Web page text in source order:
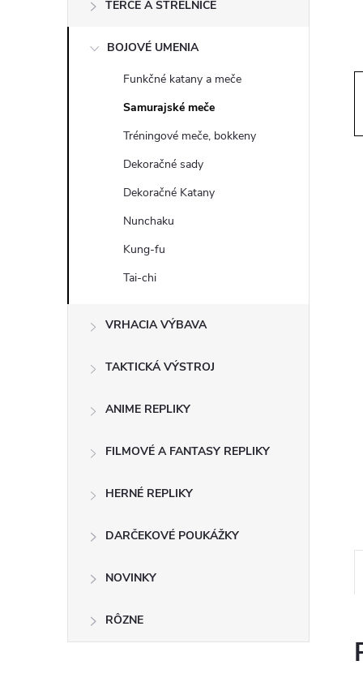
p
TERČE A STRELNICE
BOJOVÉ UMENIA
Funkčné katany a meče
Samurajské meče
Tréningové meče, bokkeny
Dekoračné sady
Dekoračné Katany
Nunchaku
Kung-fu
Tai-chi
VRHACIA VÝBAVA
TAKTICKÁ VÝSTROJ
ANIME REPLIKY
FILMOVÉ A FANTASY REPLIKY
HERNÉ REPLIKY
DARČEKOVÉ POUKÁŽKY
NOVINKY
RÔZNE